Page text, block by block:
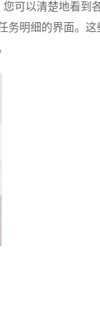
可以清楚地看到
务明细的界面。这